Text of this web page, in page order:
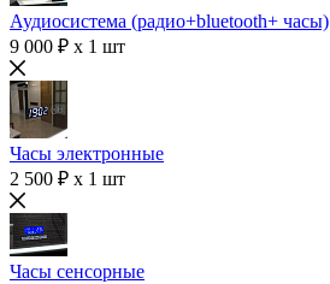
Аудиосистема (радио+bluetooth+ часы)
9 000 ₽ x 1 шт
Часы электронные
2 500 ₽ x 1 шт
Часы сенсорные